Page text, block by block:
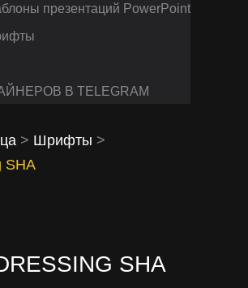
презентаций PowerPoint
В TELEGRAM
> Шрифты >
SHA
SHA